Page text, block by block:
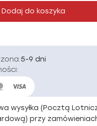
Dodaj do koszyka
5-9 dni
wysyłka (Pocztą
przy